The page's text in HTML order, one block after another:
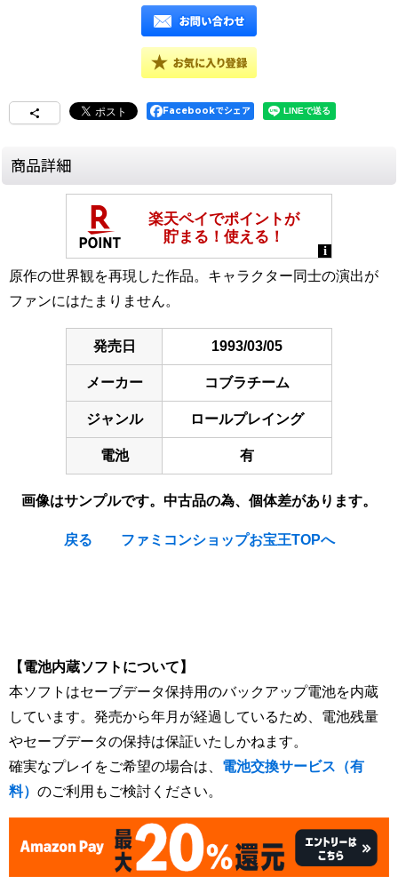
Facebookでシェア
商品詳細
原作の世界観を再現した作品。キャラクター同士の演出が
ファンにはたまりません。
発売日 1993/03/05
メーカー コブラチーム
ジャンル ロールプレイング
電池 有
画像はサンプルです。中古品の為、個体差があります。
戻る ファミコンショップお宝王TOPへ
【電池内蔵ソフトについて】
本ソフトはセーブデータ保持用のバックアップ電池を内蔵
しています。発売から年月が経過しているため、電池残量
やセーブデータの保持は保証いたしかねます。
確実なプレイをご希望の場合は、 電池交換サービス（有
料） のご利用もご検討ください。